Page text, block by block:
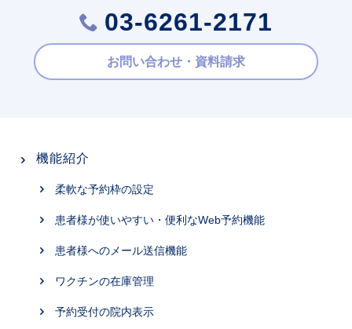
03-6261-2171
お問い合わせ・資料請求
機能紹介
柔軟な予約枠の設定
患者様が使いやすい・便利なWeb予約機能
患者様へのメール送信機能
ワクチンの在庫管理
予約受付の院内表示